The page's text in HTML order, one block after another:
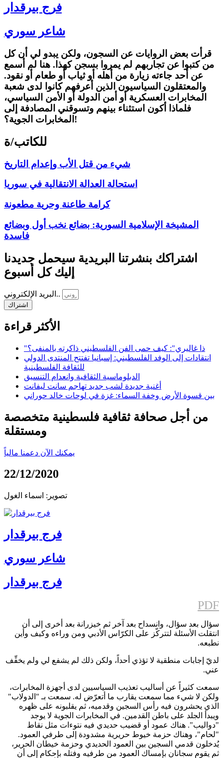
فرج بيرقدار
شاعر سوري
قرأت بعض الروايات عن السجون، ولكن يبدو لي أن كل
من كتبوا عن تجاربهم لم يمروا بسجن كهذا. هنا لم أسمع
عن أحد جاءته زيارة من أهله أو ثياب أو طعام أو نقود.
والمعتقلون السياسيون الذين أعرفهم كانوا لدى شعبة
المخابرات العسكرية أو أمن الدولة أو الأمن السياسي،
فلماذا أكون استثناء بينهم وتسوقني المصادفة إلى
المخابرات الجوية؟!
للكاتب/ة
شيء من قتل الأب وإعدام التاريخ
استحالة العدالة الانتقالية في سوريا
كرامة طاعنة وحرية مطعونة
المشيخة الإسلامية السورية: بضائع نخب أول وبضائع
فاسدة
اشتراكك بنشرتنا البريدية سيحمل جديدنا
إليك كل أسبوع
البريد الإلكتروني..
اشتراك
الأكثر قراءة
"ذا غاليري": كيف حمى الفن الفلسطيني ذاكرته بالمنفى؟
انتقادات إلى الوفد الفلسطيني: إسبانيا تفتتح المنتدى الدولي
للثقافة الفلسطينية
الدبلوماسية الثقافية وانعدام التنسيق
أغنية جديدة لشب جديد تهاجم سانت ليفانت
بين قسوة الأرض وخفة السماء: غزة في لوحات خالد حوراني
من أجل صحافة ثقافية فلسطينية متخصصة
ومستقلة
يمكنك الآن دعمنا مالياً
22/12/2020
تصوير: اسماء الغول
فرج بيرقدار
شاعر سوري
فرج بيرقدار
PDF
سؤال بعد سؤال، وانسداح بعد آخر ثم خيزرانة بعد أخرى إلى أن
انتقلت الأسئلة لتتركّز على الكرّاس الأدبي ومن وراءه وكيف وأين
نطبعه.
لديّ إجابات منطقية لا تؤذي أحداً، ولكن ذلك لم يشفع لي ولم يخفِّف
عني.
سمعت كثيراً عن أساليب تعذيب السياسيين لدى أجهزة المخابرات،
ولكن لا شيء مما سمعت يقارب ما أتعرّض له. سمعت بـ "الدولاب"
الذي يحشرون فيه رأس السجين وقدميه، ثم يقلبونه على ظهره
ويبدأ الجلد على باطن القدمين. في المخابرات الجوية لا يوجد
"دواليب". هناك عمود أو قضيب حديدي فيه نتوءات مثل نقاط
"لحام"، وهناك حزمة خيوط حريرية مشدودة إلى طرفي العمود.
يُدخلون قدمي السجين بين العمود الحديدي وحزمة خيطان الحرير،
ثم يقوم سجانان بإمساك العمود من طرفيه وفتله بإحكام إلى أن